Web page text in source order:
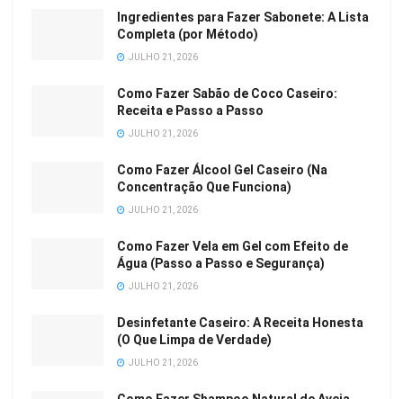
Ingredientes para Fazer Sabonete: A Lista
Completa (por Método)
JULHO 21, 2026
Como Fazer Sabão de Coco Caseiro:
Receita e Passo a Passo
JULHO 21, 2026
Como Fazer Álcool Gel Caseiro (Na
Concentração Que Funciona)
JULHO 21, 2026
Como Fazer Vela em Gel com Efeito de
Água (Passo a Passo e Segurança)
JULHO 21, 2026
Desinfetante Caseiro: A Receita Honesta
(O Que Limpa de Verdade)
JULHO 21, 2026